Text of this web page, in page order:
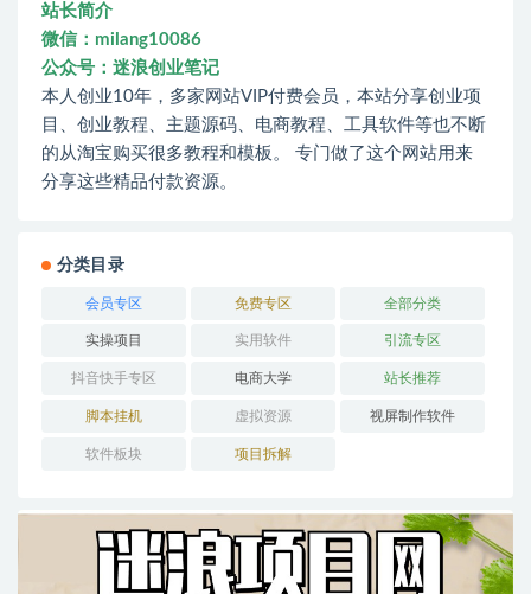
站长简介
微信：milang10086
公众号：迷浪创业笔记
本人创业10年，多家网站VIP付费会员，本站分享创业项
目、创业教程、主题源码、电商教程、工具软件等也不断
的从淘宝购买很多教程和模板。 专门做了这个网站用来
分享这些精品付款资源。
分类目录
会员专区 免费专区 全部分类
实操项目 实用软件 引流专区
抖音快手专区 电商大学 站长推荐
脚本挂机 虚拟资源 视屏制作软件
软件板块 项目拆解